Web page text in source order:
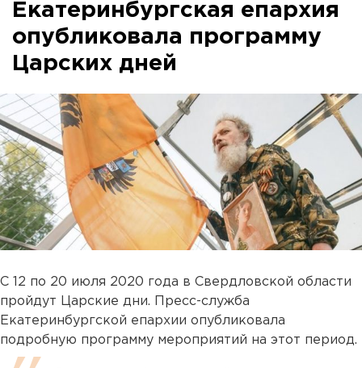
Екатеринбургская епархия
опубликовала программу
Царских дней
С 12 по 20 июля 2020 года в Свердловской области
пройдут Царские дни. Пресс-служба
Екатеринбургской епархии опубликовала
подробную программу мероприятий на этот период.